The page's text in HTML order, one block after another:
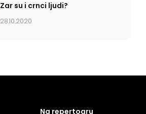
Zar su i crnci ljudi?
28.10.2020
Na repertoaru